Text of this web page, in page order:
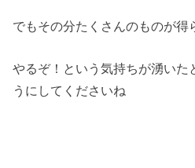
でもその分たくさんのものが得
やるぞ！という気持ちが湧いた
うにしてくださいね